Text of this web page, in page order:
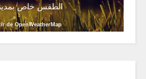
الطقس خاص
de OpenWeatherMap